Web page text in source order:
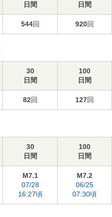
日間
日間
544回 920回
30
日間
100
日間
82回 127回
30
日間
100
日間
M7.1
07/28
16:27頃
M7.2
06/25
07:30頃